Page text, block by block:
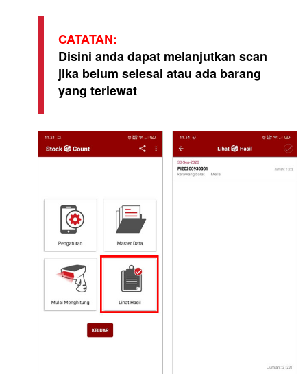
CATATAN:
Disini anda dapat melanjutkan scan
jika belum selesai atau ada barang
yang terlewat